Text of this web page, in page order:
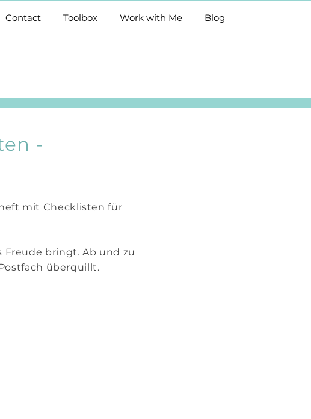
Contact Toolbox Work with Me Blog
-
mit Checklisten für
Freude bringt. Ab und zu
überquillt.